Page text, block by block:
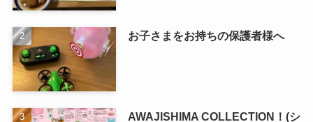
お子さまをお持ちの保護者様へ
AWAJISHIMA COLLECTION！(シ